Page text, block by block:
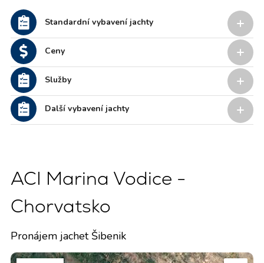
Standardní vybavení jachty
Ceny
Služby
Další vybavení jachty
ACI Marina Vodice -
Chorvatsko
Pronájem jachet Šibenik